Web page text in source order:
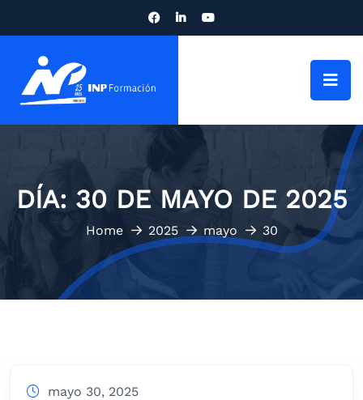
DÍA: 30 DE MAYO DE 2025
Home 2025 mayo 30
mayo 30, 2025